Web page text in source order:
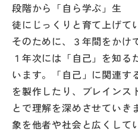
よみもの
学校からのお知らせ
学校HP最新情報
特集
段階から「自ら学ぶ」生
徒にじっくりと育て上げて
そのために、３年間をかけ
１年次には「自己」を知る
います。「自己」に関連す
を製作したり、ブレインス
とで理解を深めさせていき
象を他者や社会と広くして